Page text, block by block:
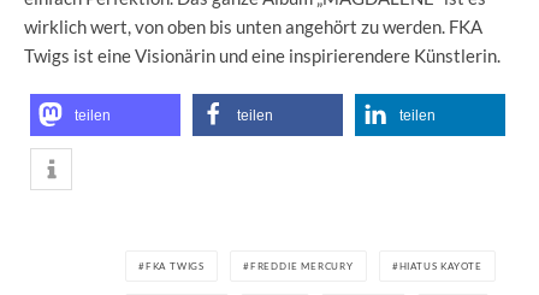
wirklich wert, von oben bis unten angehört zu werden. FKA
Twigs ist eine Visionärin und eine inspirierendere Künstlerin.
teilen teilen teilen
FKA TWIGS FREDDIE MERCURY HIATUS KAYOTE